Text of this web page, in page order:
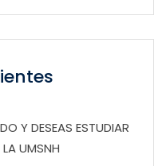
Y DESEAS ESTUDIAR
UMSNH